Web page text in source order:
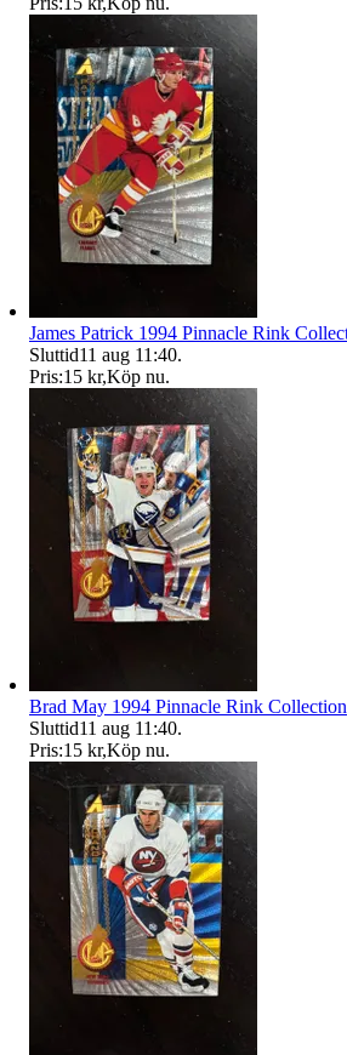
James Patrick 1994 Pinnacle Rink
Sluttid11 aug 11:40.
Pris:15 kr,Köp nu.
Brad May 1994 Pinnacle Rink Collection
Sluttid11 aug 11:40.
Pris:15 kr,Köp nu.